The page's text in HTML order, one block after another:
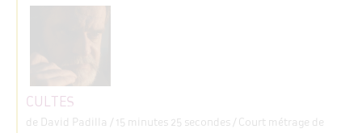
CULTES
de David Padilla / 15 minutes 25 secondes / Court métrage de